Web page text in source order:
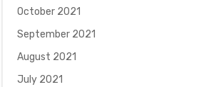
October 2021
September 2021
August 2021
July 2021